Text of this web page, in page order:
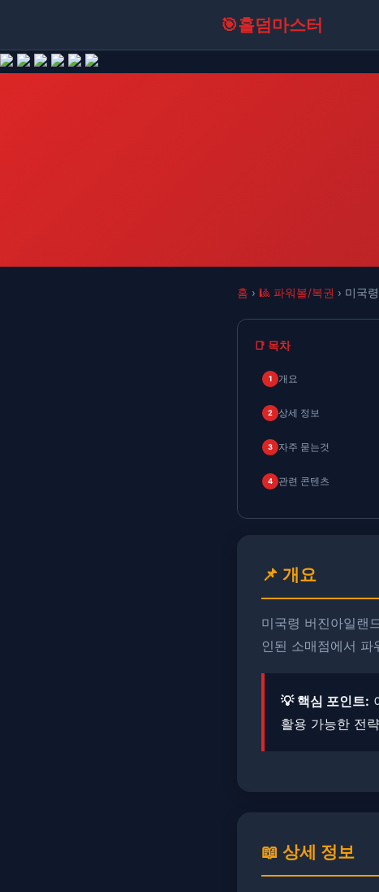
🎯홀덤마스터
홈 › 🎱 파워볼/복권 › 미국
📑 목차
1 개요
2 상세 정보
3 자주 묻는것
4 관련 콘텐츠
📌 개요
미국령 버진아일랜
인된 소매점에서
💡 핵심 포인트:
활용 가능한 전
📖 상세 정보